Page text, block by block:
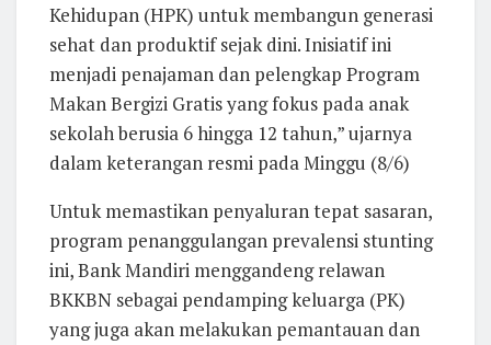
Kehidupan (HPK) untuk membangun generasi
sehat dan produktif sejak dini. Inisiatif ini
menjadi penajaman dan pelengkap Program
Makan Bergizi Gratis yang fokus pada anak
sekolah berusia 6 hingga 12 tahun,” ujarnya
dalam keterangan resmi pada Minggu (8/6)
Untuk memastikan penyaluran tepat sasaran,
program penanggulangan prevalensi stunting
ini, Bank Mandiri menggandeng relawan
BKKBN sebagai pendamping keluarga (PK)
yang juga akan melakukan pemantauan dan